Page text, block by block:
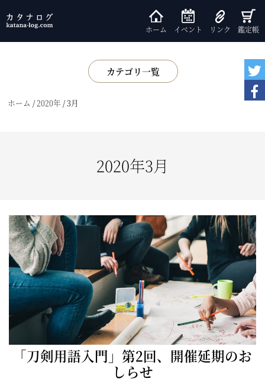
ホーム イベント リンク 鑑定帳
カテゴリ一覧
基礎知識
ホーム /2020年 /3月
2020年3月
「刀剣用語入門」第2回、開催延期のお
しらせ